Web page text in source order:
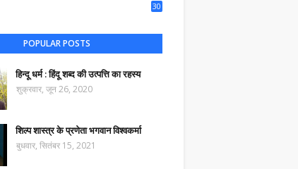
30
POPULAR POSTS
हिन्दू धर्म : हिंदू शब्द की उत्पत्ति का रहस्य
शुक्रवार, जून 26, 2020
शिल्प शास्त्र के प्रणेता भगवान विश्वकर्मा
बुधवार, सितंबर 15, 2021